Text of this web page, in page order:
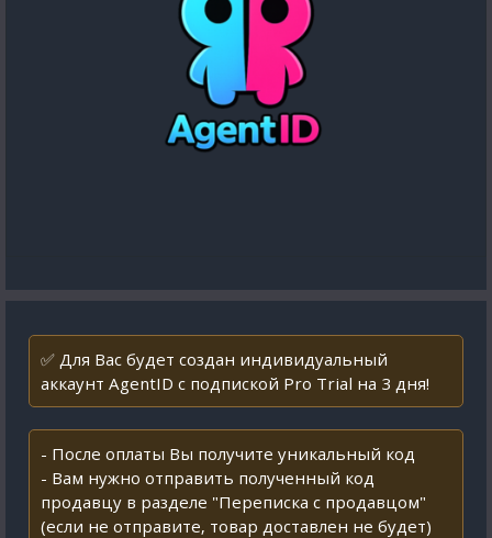
✅ Для Вас будет создан индивидуальный
аккаунт AgentID с подпиской Pro Trial на 3 дня!
- После оплаты Вы получите уникальный код
- Вам нужно отправить полученный код
продавцу в разделе "Переписка с продавцом"
(если не отправите, товар доставлен не будет)